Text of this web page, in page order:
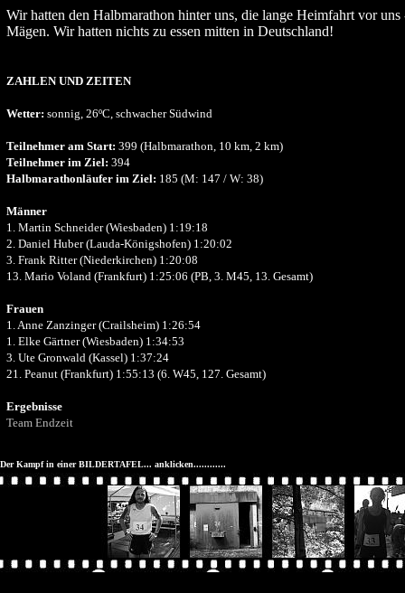
Wir hatten den Halbmarathon hinter uns, die lange Heimfahrt vor
Mägen. Wir hatten nichts zu essen mitten in Deutschland!
ZAHLEN UND ZEITEN
Wetter: sonnig, 26ºC, schwacher Südwind
Teilnehmer am Start: 399 (Halbmarathon, 10 km, 2 km)
Teilnehmer im Ziel: 394
Halbmarathonläufer im Ziel: 185 (M: 147 / W: 38)
Männer
1. Martin Schneider (Wiesbaden) 1:19:18
2. Daniel Huber (Lauda-Königshofen) 1:20:02
3. Frank Ritter (Niederkirchen) 1:20:08
13. Mario Voland (Frankfurt) 1:25:06 (PB, 3. M45, 13. Gesamt)
Frauen
1. Anne Zanzinger (Crailsheim) 1:26:54
1. Elke Gärtner (Wiesbaden) 1:34:53
3. Ute Gronwald (Kassel) 1:37:24
21. Peanut (Frankfurt) 1:55:13 (6. W45, 127. Gesamt)
Ergebnisse
Team Endzeit
Der Kampf in einer BILDERTAFEL... anklicken............